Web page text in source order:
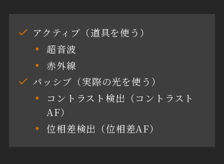
アクティブ（道具を使う）
超音波
赤外線
パッシブ（実際の光を使う）
コントラスト検出（コントラスト
AF）
位相差検出（位相差AF）